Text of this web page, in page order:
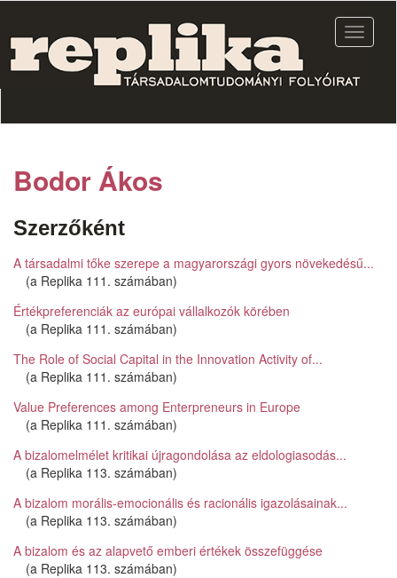
tartalomra
Bodor Ákos
Szerzőként
A társadalmi tőke szerepe a magyarországi gyors növekedésű...
(a Replika 111. számában)
Értékpreferenciák az európai vállalkozók körében
(a Replika 111. számában)
The Role of Social Capital in the Innovation Activity of...
(a Replika 111. számában)
Value Preferences among Enterpreneurs in Europe
(a Replika 111. számában)
A bizalomelmélet kritikai újragondolása az eldologiasodás...
(a Replika 113. számában)
A bizalom morális-emocionális és racionális igazolásainak...
(a Replika 113. számában)
A bizalom és az alapvető emberi értékek összefüggése
(a Replika 113. számában)